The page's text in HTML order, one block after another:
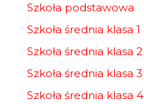
Szkoła podstawowa
Szkoła średnia klasa 1
Szkoła średnia klasa 2
Szkoła średnia klasa 3
Szkoła średnia klasa 4